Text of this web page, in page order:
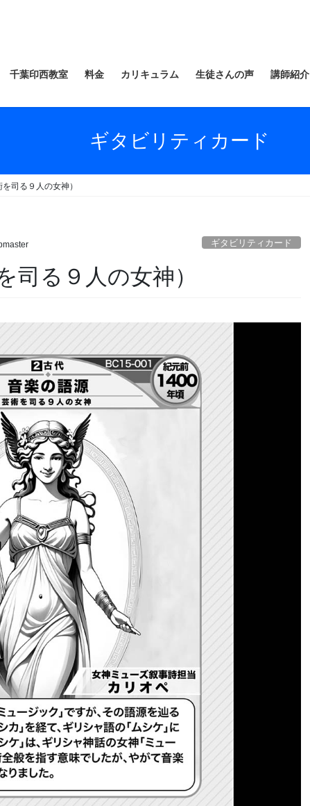
千葉印西教室 料金 カリキュラム 生徒さんの声 講師紹介
ギタビリティカード
司る９人の女神）
ギタビリティカード
る９人の女神）